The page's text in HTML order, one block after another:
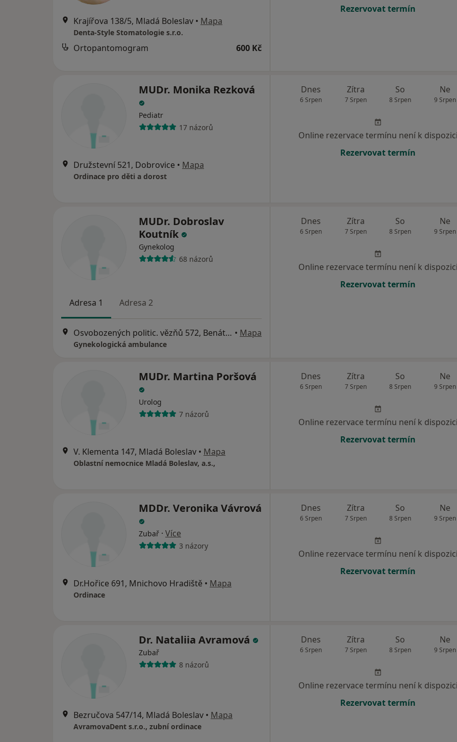
Krajířova 138/5, Mladá Boleslav • Mapa
Denta-Style Stomatologie s.r.o.
Ortopantomogram 600 Kč
Rezervovat termín
MUDr. Monika Rezková
Pediatr
17 názorů
Družstevní 521, Dobrovice • Mapa
Ordinace pro děti a dorost
Dnes
6 Srpen
Zítra
7 Srpen
So
8 Srpen
Ne
9 Srpen
Online rezervace termínu není k dispozici
Rezervovat termín
MUDr. Dobroslav
Koutník
Gynekolog
68 názorů
Adresa 1 Adresa 2
Osvobozených politic. vězňů 572, Benátky nad Jizerou • Mapa
Gynekologická ambulance
Dnes
6 Srpen
Zítra
7 Srpen
So
8 Srpen
Ne
9 Srpen
Online rezervace termínu není k dispozici
Rezervovat termín
MUDr. Martina Poršová
Urolog
7 názorů
V. Klementa 147, Mladá Boleslav • Mapa
Oblastní nemocnice Mladá Boleslav, a.s.,
Dnes
6 Srpen
Zítra
7 Srpen
So
8 Srpen
Ne
9 Srpen
Online rezervace termínu není k dispozici
Rezervovat termín
MDDr. Veronika Vávrová
Zubař · Více
3 názory
Dr.Hořice 691, Mnichovo Hradiště • Mapa
Ordinace
Dnes
6 Srpen
Zítra
7 Srpen
So
8 Srpen
Ne
9 Srpen
Online rezervace termínu není k dispozici
Rezervovat termín
Dr. Nataliia Avramová
Zubař
8 názorů
Bezručova 547/14, Mladá Boleslav • Mapa
AvramovaDent s.r.o., zubní ordinace
Dnes
6 Srpen
Zítra
7 Srpen
So
8 Srpen
Ne
9 Srpen
Online rezervace termínu není k dispozici
Rezervovat termín